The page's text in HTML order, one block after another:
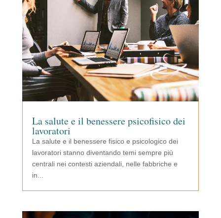
La salute e il benessere psicofisico dei
lavoratori
La salute e il benessere fisico e psicologico dei
lavoratori stanno diventando temi sempre più
centrali nei contesti aziendali, nelle fabbriche e
in...